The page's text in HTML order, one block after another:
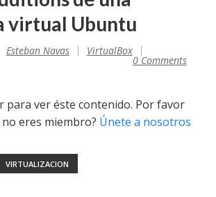
virtual Ubuntu
Esteban Navas VirtualBox
0 Comments
para ver éste contenido. Por favor
no eres miembro? Únete a nosotros
VIRTUALIZACION